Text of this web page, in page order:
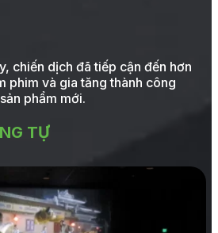
chiến dịch đã tiếp cận đến hơn
phim và gia tăng thành công
phẩm mới.
TỰ